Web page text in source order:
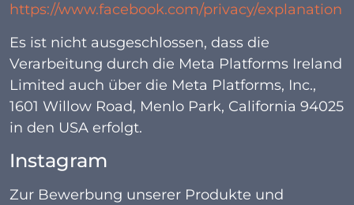
https://www.facebook.com/privacy/explanation
Es ist nicht ausgeschlossen, dass die
Verarbeitung durch die Meta Platforms Ireland
Limited auch über die Meta Platforms, Inc.,
1601 Willow Road, Menlo Park, California 94025
in den USA erfolgt.
Instagram
Zur Bewerbung unserer Produkte und